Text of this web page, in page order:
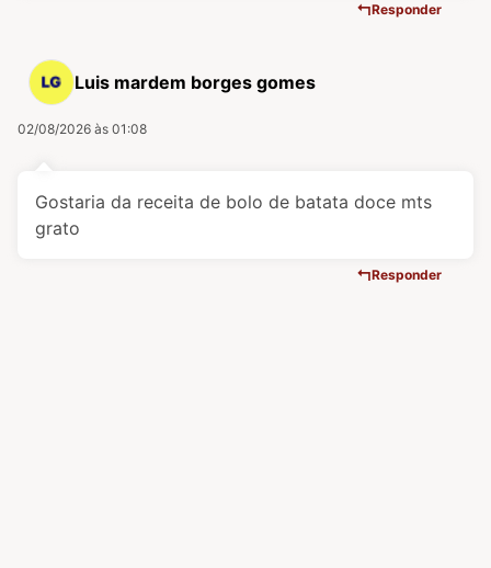
Responder
Luis mardem borges gomes
02/08/2026 às 01:08
Gostaria da receita de bolo de batata doce mts
grato
Responder